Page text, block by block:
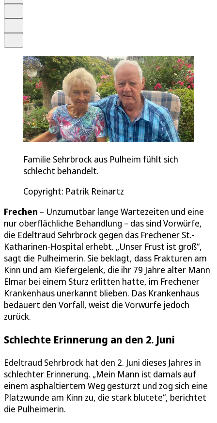
Familie Sehrbrock aus Pulheim fühlt sich
schlecht behandelt.
Copyright: Patrik Reinartz
Frechen – Unzumutbar lange Wartezeiten und eine
nur oberflächliche Behandlung – das sind Vorwürfe,
die Edeltraud Sehrbrock gegen das Frechener St.-
Katharinen-Hospital erhebt. „Unser Frust ist groß“,
sagt die Pulheimerin. Sie beklagt, dass Frakturen am
Kinn und am Kiefergelenk, die ihr 79 Jahre alter Mann
Elmar bei einem Sturz erlitten hatte, im Frechener
Krankenhaus unerkannt blieben. Das Krankenhaus
bedauert den Vorfall, weist die Vorwürfe jedoch
zurück.
Schlechte Erinnerung an den 2. Juni
Edeltraud Sehrbrock hat den 2. Juni dieses Jahres in
schlechter Erinnerung. „Mein Mann ist damals auf
einem asphaltiertem Weg gestürzt und zog sich eine
Platzwunde am Kinn zu, die stark blutete“, berichtet
die Pulheimerin.